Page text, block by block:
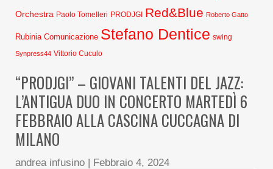
Orchestra Paolo Tomelleri PRODJGI Red&Blue Roberto Gatto
Rubinia Comunicazione Stefano Dentice swing
Synpress44 Vittorio Cuculo
“PRODJGI” – GIOVANI TALENTI DEL JAZZ:
L’ANTIGUA DUO IN CONCERTO MARTEDÌ 6
FEBBRAIO ALLA CASCINA CUCCAGNA DI
MILANO
andrea infusino | Febbraio 4, 2024